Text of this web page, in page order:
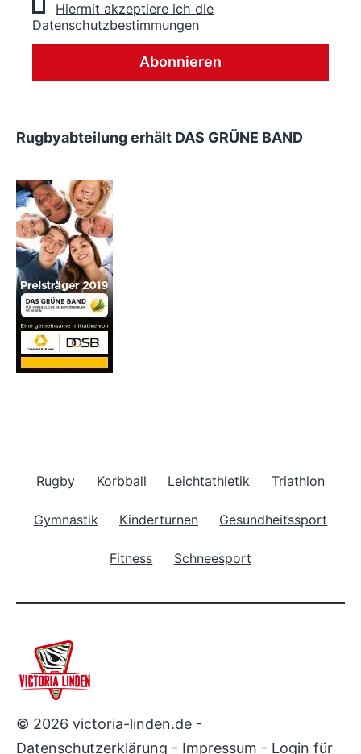
Hiermit akzeptiere ich die
Datenschutzbestimmungen
Rugbyabteilung erhält DAS GRÜNE BAND
Rugby Korbball Leichtathletik Triathlon
Gymnastik Kinderturnen Gesundheitssport
Fitness Schneesport
© 2026 victoria-linden.de -
Datenschutzerklärung - Impressum - Login für